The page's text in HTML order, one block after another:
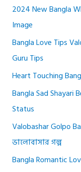
2024 New Bangla
Image
Bangla Love Tips
Guru Tips
Heart Touching
Bangla Sad Shayari
Status
Valobashar Golpo
ভালোবাসার গল্প
Bangla Romantic